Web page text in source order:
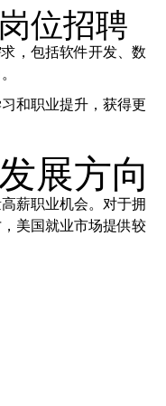
位招聘
，包括软件开发、数
和职业提升，获得更
展方向
薪职业机会。对于拥
美国就业市场提供较